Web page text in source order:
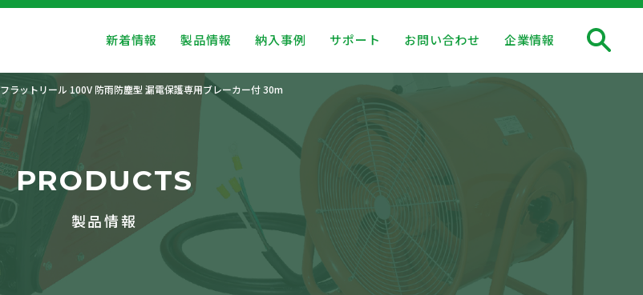
新着情報 製品情報 納入事例 サポート お問い合わせ 企業情報
フラットリール 100V 防雨防塵型 漏電保護専用ブレーカー付 30m
PRODUCTS
製品情報